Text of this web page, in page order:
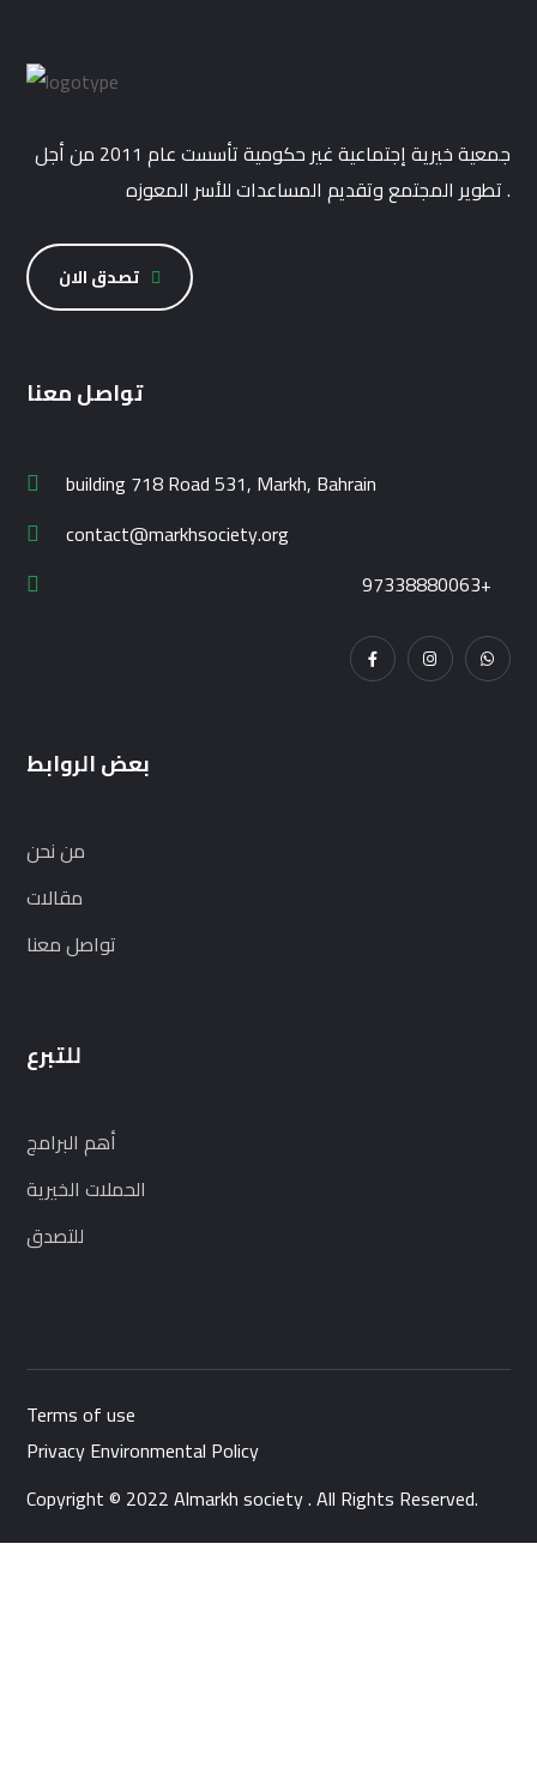
جمعية خيرية إجتماعية غير حكومية تأسست عام 2011 من أجل
تطوير المجتمع وتقديم المساعدات للأسر المعوزه .
تصدق الان
تواصل معنا
building 718 Road 531, Markh, Bahrain
contact@markhsociety.org
97338880063+
بعض الروابط
من نحن
مقالات
تواصل معنا
للتبرع
أهم البرامج
الحملات الخيرية
للتصدق
Terms of use
Privacy Environmental Policy
Copyright © 2022 Almarkh society . All Rights Reserved.